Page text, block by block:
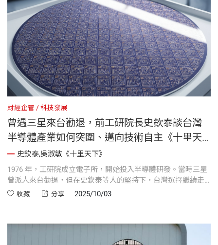
財經企管 科技發展
曾遇三星來台勸退，前工研院長史欽泰談台灣
半導體產業如何突圍、邁向技術自主《十里天
下》史欽泰,吳淑敏《十里天下》
1976 年，工研院成立電子所，開始投入半導體研發。當時三星
曾派人來台勸退，但在史欽泰等人的堅持下，台灣選擇繼續走
自主技術之路。這段過程揭示了台灣半導體產業如何在艱難環
收藏 分享 2025/10/03